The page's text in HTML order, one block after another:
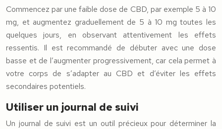
Commencez par une faible dose de CBD, par exemple 5 à 10
mg, et augmentez graduellement de 5 à 10 mg toutes les
quelques jours, en observant attentivement les effets
ressentis. Il est recommandé de débuter avec une dose
basse et de l’augmenter progressivement, car cela permet à
votre corps de s’adapter au CBD et d’éviter les effets
secondaires potentiels.
Utiliser un journal de suivi
Un journal de suivi est un outil précieux pour déterminer la